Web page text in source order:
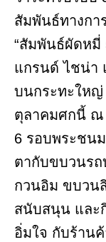
สัมพันธ์ทางกา
“สัมพันธ์ผัดหมี่
แกรนด์ ไชน่า
บนกระทะใหญ่
ตุลาคมศกนี้ ณ
6 รอบพระชน
ตากับขบวนร
กวนอิม ขบวน
สนับสนุน และ
อิ่มใจ กับร้านค้